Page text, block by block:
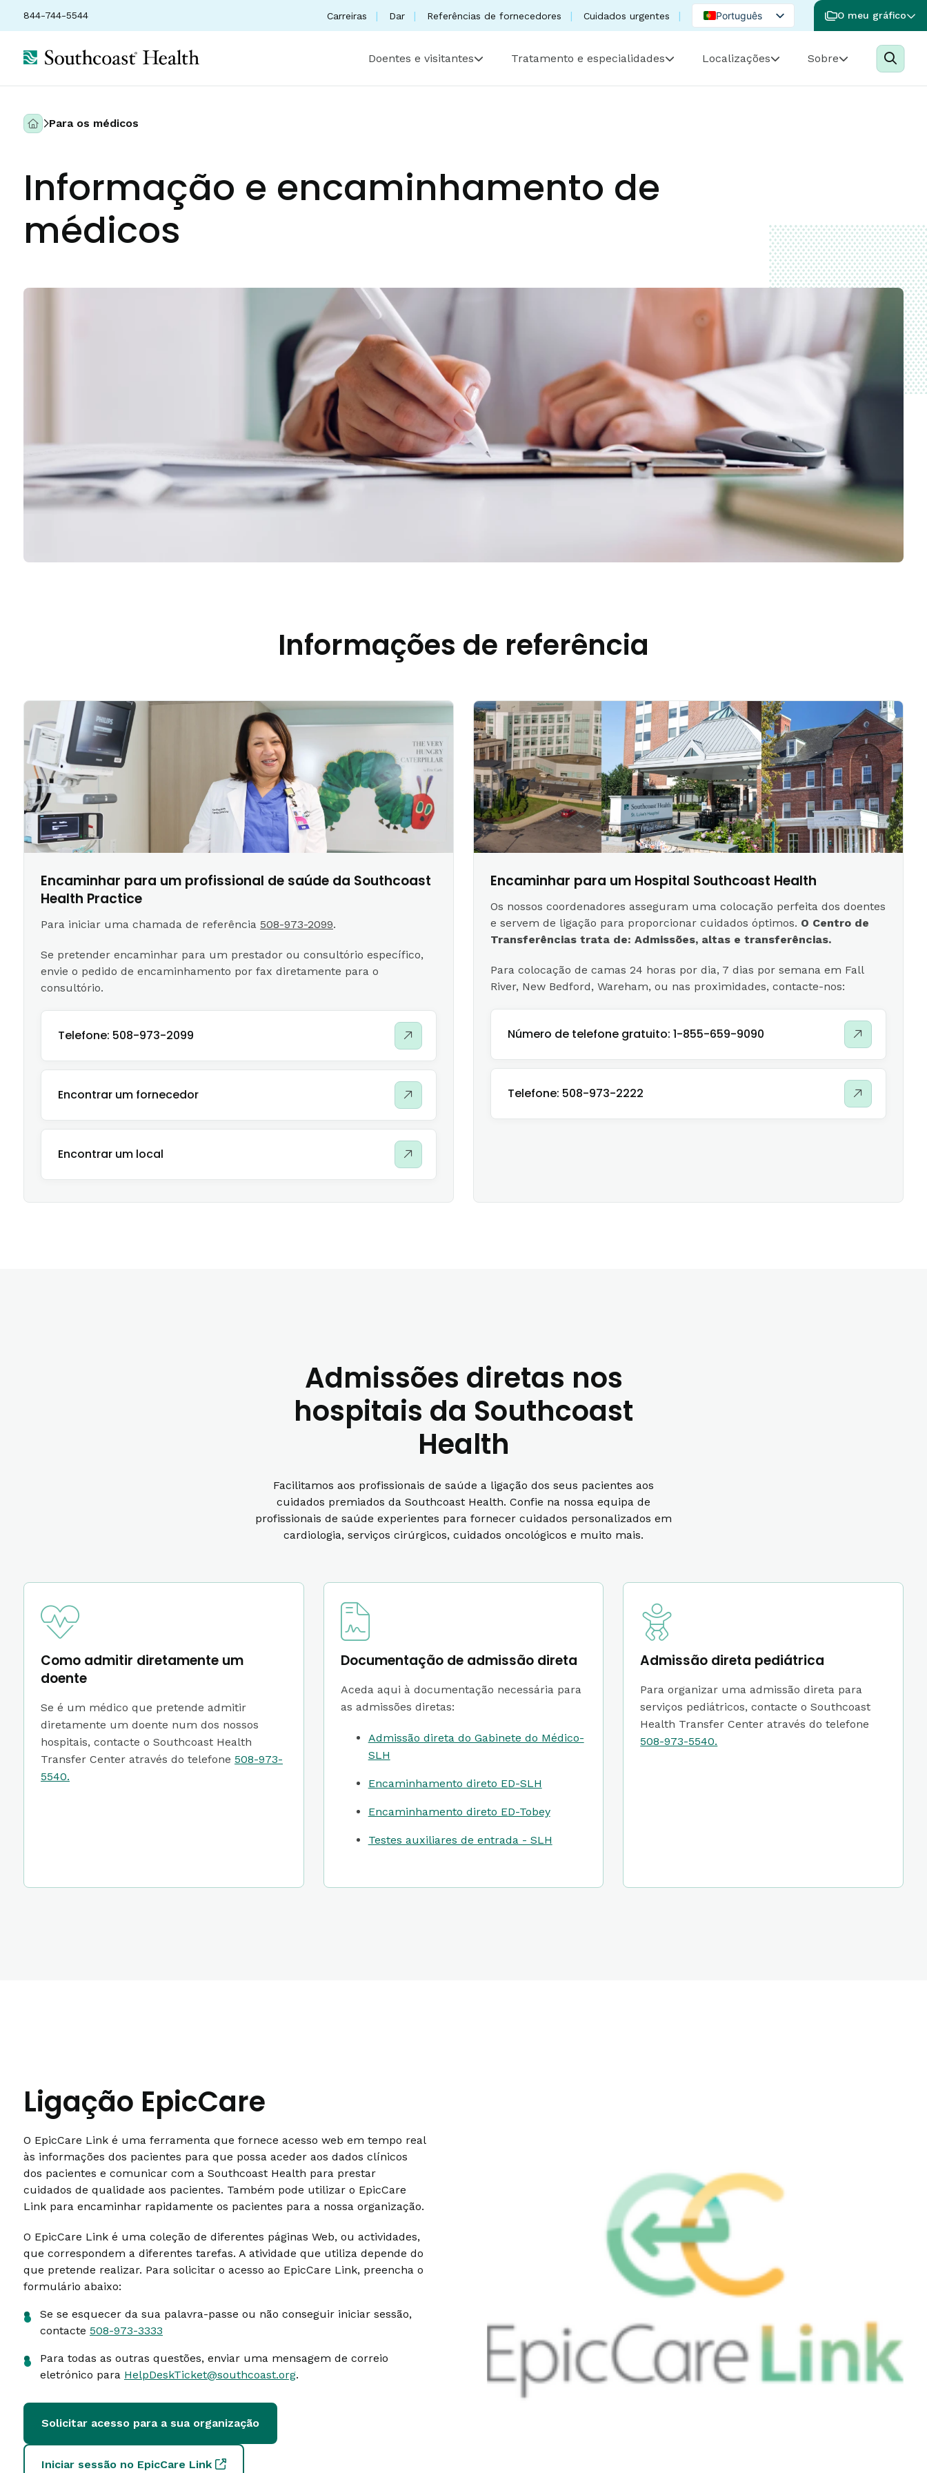
844-744-5544 Carreiras Dar Referências de fornecedores Cuidados urgentes
Português
Spanish
O meu gráfico
Doentes e visitantes Tratamento e especialidades Localizações Sobre
Para os médicos
Informação e encaminhamento de
médicos
Informações de referência
Encaminhar para um profissional de saúde da Southcoast
Health Practice
Para iniciar uma chamada de referência 508-973-2099.
Se pretender encaminhar para um prestador ou consultório específico,
envie o pedido de encaminhamento por fax diretamente para o
consultório.
Telefone: 508-973-2099
Encontrar um fornecedor
Encontrar um local
Encaminhar para um Hospital Southcoast Health
Os nossos coordenadores asseguram uma colocação perfeita dos doentes
e servem de ligação para proporcionar cuidados óptimos. O Centro de
Transferências trata de: Admissões, altas e transferências.
Para colocação de camas 24 horas por dia, 7 dias por semana em Fall
River, New Bedford, Wareham, ou nas proximidades, contacte-nos:
Número de telefone gratuito: 1-855-659-9090
Telefone: 508-973-2222
Admissões diretas nos
hospitais da Southcoast
Health
Facilitamos aos profissionais de saúde a ligação dos seus pacientes aos
cuidados premiados da Southcoast Health. Confie na nossa equipa de
profissionais de saúde experientes para fornecer cuidados personalizados em
cardiologia, serviços cirúrgicos, cuidados oncológicos e muito mais.
Como admitir diretamente um
doente
Se é um médico que pretende admitir
diretamente um doente num dos nossos
hospitais, contacte o Southcoast Health
Transfer Center através do telefone 508-973-
5540.
Documentação de admissão direta
Aceda aqui à documentação necessária para
as admissões diretas:
Admissão direta do Gabinete do Médico-
SLH
Encaminhamento direto ED-SLH
Encaminhamento direto ED-Tobey
Testes auxiliares de entrada - SLH
Admissão direta pediátrica
Para organizar uma admissão direta para
serviços pediátricos, contacte o Southcoast
Health Transfer Center através do telefone
508-973-5540.
Ligação EpicCare
O EpicCare Link é uma ferramenta que fornece acesso web em tempo real
às informações dos pacientes para que possa aceder aos dados clínicos
dos pacientes e comunicar com a Southcoast Health para prestar
cuidados de qualidade aos pacientes. Também pode utilizar o EpicCare
Link para encaminhar rapidamente os pacientes para a nossa organização.
O EpicCare Link é uma coleção de diferentes páginas Web, ou actividades,
que correspondem a diferentes tarefas. A atividade que utiliza depende do
que pretende realizar. Para solicitar o acesso ao EpicCare Link, preencha o
formulário abaixo:
Se se esquecer da sua palavra-passe ou não conseguir iniciar sessão,
contacte 508-973-3333
Para todas as outras questões, enviar uma mensagem de correio
eletrónico para HelpDeskTicket@southcoast.org.
Solicitar acesso para a sua organização
Iniciar sessão no EpicCare Link